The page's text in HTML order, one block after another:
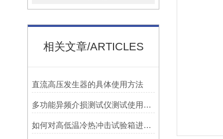
相关文章/ARTICLES
直流高压发生器的具体使用方法
多功能异频介损测试仪测试使用注意事项
如何对高低温冷热冲击试验箱进行维护保养工作？